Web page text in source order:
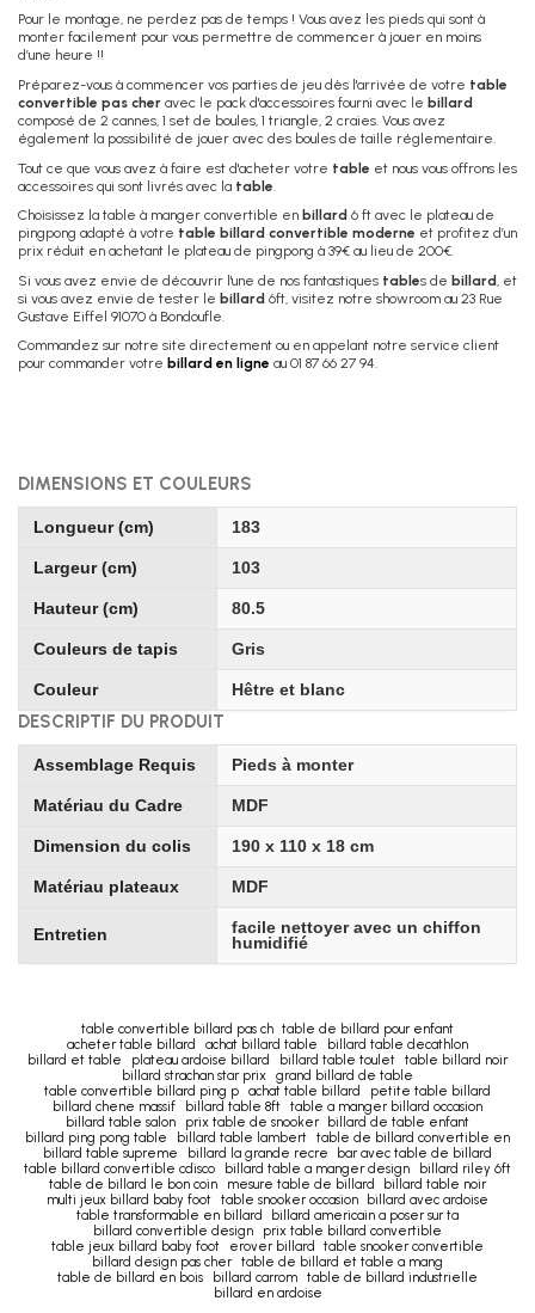
Pour le montage, ne perdez pas de temps ! Vous avez les pieds qui sont à
monter facilement pour vous permettre de commencer à jouer en moins
d’une heure !!
Préparez-vous à commencer vos parties de jeu dès l'arrivée de votre table
convertible pas cher avec le pack d'accessoires fourni avec le billard
composé de 2 cannes, 1 set de boules, 1 triangle, 2 craies. Vous avez
également la possibilité de jouer avec des boules de taille réglementaire.
Tout ce que vous avez à faire est d'acheter votre table et nous vous offrons les
accessoires qui sont livrés avec la table
Choisissez la table à manger convertible en billard 6 ft avec le plateau de
pingpong adapté à votre table billard convertible moderne et profitez d’un
prix réduit en achetant le plateau de pingpong à 39€ au lieu de 200€.
Si vous avez envie de découvrir l'une de nos fantastiques tables de billard, et
si vous avez envie de tester le billard 6ft, visitez notre showroom au 23 Rue
Gustave Eiffel 91070 à Bondoufle.
Commandez sur notre site directement ou en appelant notre service client
pour commander votre billard en ligne au 01 87 66 27 94.
DIMENSIONS ET COULEURS
Longueur (cm) 183
Largeur (cm) 103
Hauteur (cm) 80.5
Couleurs de tapis Gris
Couleur Hêtre et blanc
DESCRIPTIF DU PRODUIT
Assemblage Requis Pieds à monter
Matériau du Cadre MDF
Dimension du colis 190 x 110 x 18 cm
Matériau plateaux MDF
Entretien
facile nettoyer avec un chiffon
humidifié
table convertible billard pas ch table de billard pour enfant
acheter table billard
achat billard table
billard table decathlon
billard et table
plateau ardoise billard billard table toulet
table billard noir
billard strachan star prix
grand billard de table
table convertible billard ping p
achat table billard
petite table billard
billard chene massif
billard table 8ft
table a manger billard occasion
billard table salon
prix table de snooker
billard de table enfant
billard ping pong table
billard table lambert
table de billard convertible en
billard table supreme
billard la grande recre
bar avec table de billard
table billard convertible cdisco
billard table a manger design
billard riley 6ft
table de billard le bon coin
mesure table de billard
billard table noir
multi jeux billard baby foot
table snooker occasion
billard avec ardoise
table transformable en billard
billard americain a poser sur ta
billard convertible design
prix table billard convertible
table jeux billard baby foot
erover billard
table snooker convertible
billard design pas cher
table de billard et table a mang
table de billard en bois
billard carrom
table de billard industrielle
billard en ardoise